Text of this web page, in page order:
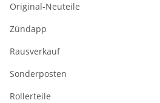
Original-Neuteile
Zündapp
Rausverkauf
Sonderposten
Rollerteile